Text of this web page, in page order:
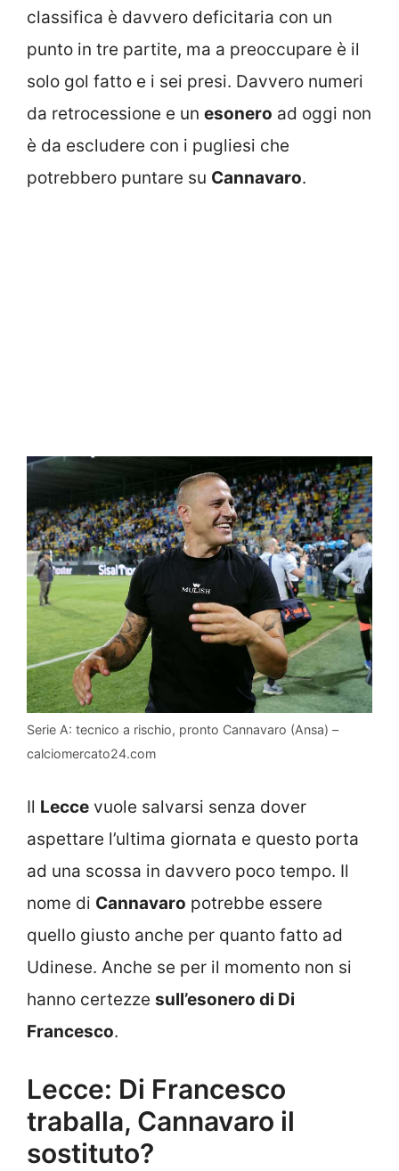
classifica è davvero deficitaria con un
punto in tre partite, ma a preoccupare è il
solo gol fatto e i sei presi. Davvero numeri
da retrocessione e un esonero ad oggi non
è da escludere con i pugliesi che
potrebbero puntare su Cannavaro.
Serie A: tecnico a rischio, pronto Cannavaro (Ansa) –
calciomercato24.com
Il Lecce vuole salvarsi senza dover
aspettare l’ultima giornata e questo porta
ad una scossa in davvero poco tempo. Il
nome di Cannavaro potrebbe essere
quello giusto anche per quanto fatto ad
Udinese. Anche se per il momento non si
hanno certezze sull’esonero di Di
Francesco.
Lecce: Di Francesco
traballa, Cannavaro il
sostituto?